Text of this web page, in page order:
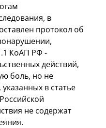
в
протокол об
КоАП РФ -
действий,
боль, но не
в статье
не содержат